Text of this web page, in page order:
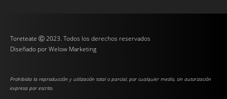
Toreteate Ⓒ 2023. Todos los derechos reservados
Diseñado porWelow Marketing
Prohibida la reproducción y utilización total o parcial, por cualquier medio, sin autorización
expresa por escrito.